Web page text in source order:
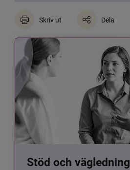
Skriv ut Dela
Stöd och vägledning